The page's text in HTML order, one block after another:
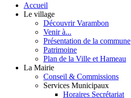
Accueil
Le village
Découvrir Varambon
Venir à...
Présentation de la commune
Patrimoine
Plan de la Ville et Hameau
La Mairie
Conseil & Commissions
Services Municipaux
Horaires Secrétariat